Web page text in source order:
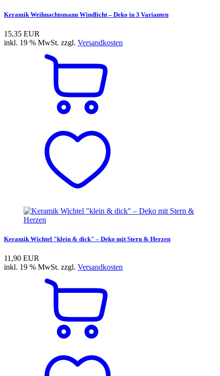
Keramik Weihnachtsmann Windlicht – Deko in 3 Varianten
15,35 EUR
inkl. 19 % MwSt. zzgl. Versandkosten
Keramik Wichtel "klein & dick" – Deko mit Stern & Herzen
11,90 EUR
inkl. 19 % MwSt. zzgl. Versandkosten